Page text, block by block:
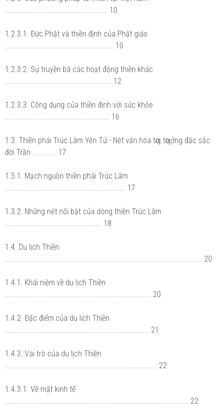
.................................................... 10
1.2.3.1. Đức Phật và thiền định của Phật giáo
....................................................... 10
1.2.3.2. Sự truyền bá các hoạt động thiền khác
...................................................... 12
1.2.3.3. Công dụng của thiền định với sức khỏe
..................................................... 16
1.3. Thiền phái Trúc Lâm Yên Tử - Nét văn hóa tƣ tƣởng đặc sắc
đời Trần ............ 17
1.3.1. Mạch nguồn thiền phái Trúc Lâm
............................................................. 17
1.3.2. Những nét nổi bật của dòng thiền Trúc Lâm
................................................. 18
1.4. Du lịch Thiền
.................................................................................................... 20
1.4.1. Khái niệm về du lịch Thiền
.......................................................................... 20
1.4.2. Đặc điểm của du lịch Thiền
......................................................................... 21
1.4.3. Vai trò của du lịch Thiền
............................................................................. 22
1.4.3.1. Về mặt kinh tế
............................................................................................. 22